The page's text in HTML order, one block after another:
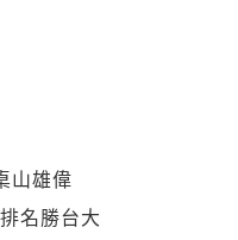
山雄偉
名勝台大